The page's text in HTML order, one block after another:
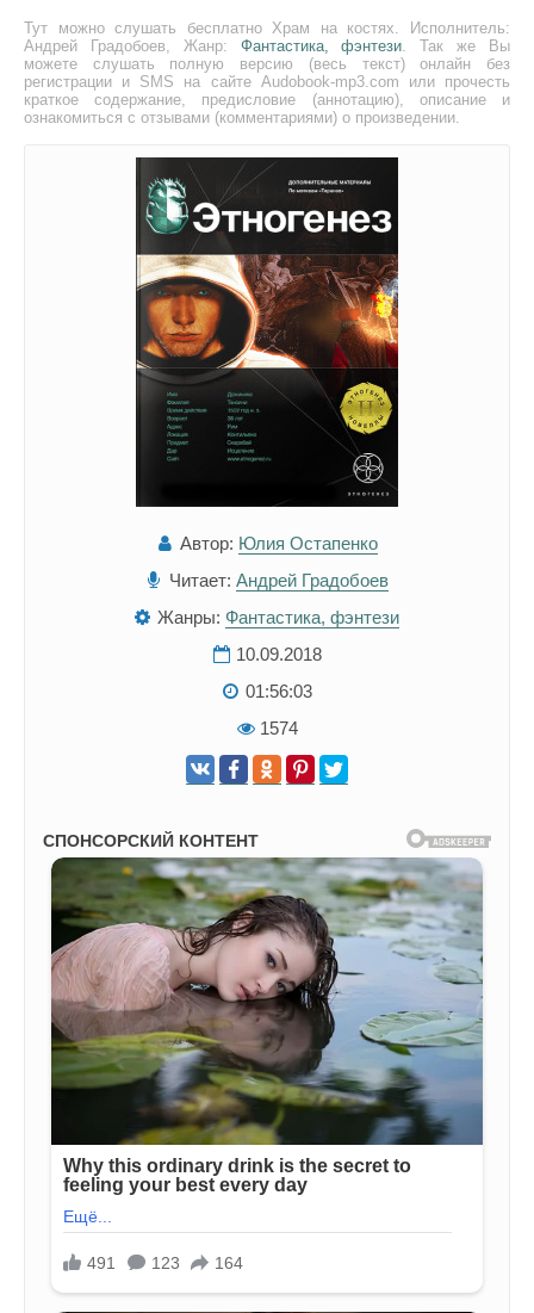
Тут можно слушать бесплатно Храм на костях. Исполнитель:
Андрей Градобоев, Жанр: Фантастика, фэнтези. Так же Вы
можете слушать полную версию (весь текст) онлайн без
регистрации и SMS на сайте Audobook-mp3.com или прочесть
краткое содержание, предисловие (аннотацию), описание и
ознакомиться с отзывами (комментариями) о произведении.
Автор: Юлия Остапенко
Читает: Андрей Градобоев
Жанры: Фантастика, фэнтези
10.09.2018
01:56:03
1574